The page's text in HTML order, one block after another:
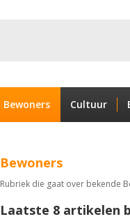
Bewoners Cultuur
Bewoners
Rubriek die gaat over bekende
Laatste 8 artikelen